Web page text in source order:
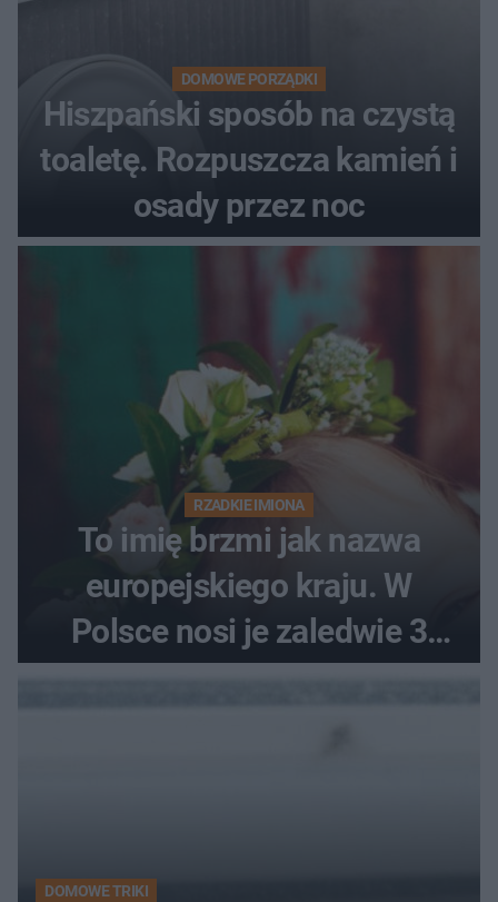
DOMOWE PORZĄDKI
Hiszpański sposób na czystą
toaletę. Rozpuszcza kamień i
osady przez noc
RZADKIE IMIONA
To imię brzmi jak nazwa
europejskiego kraju. W
Polsce nosi je zaledwie 3
DOMOWE TRIKI